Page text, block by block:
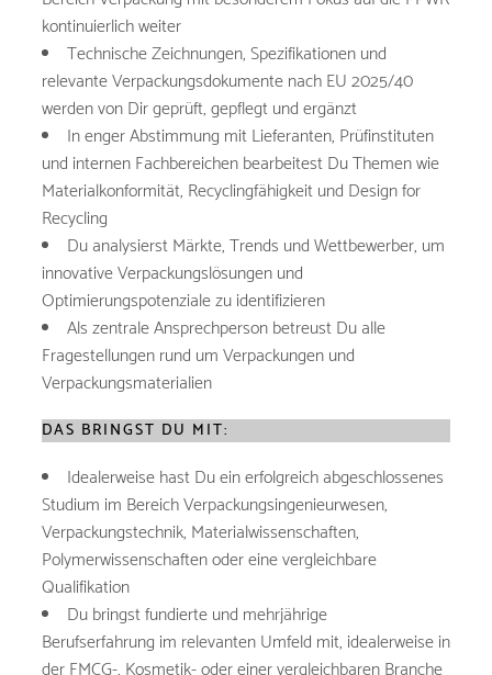
kontinuierlich weiter
Technische Zeichnungen, Spezifikationen und
relevante Verpackungsdokumente nach EU 2025/40
werden von Dir geprüft, gepflegt und ergänzt
In enger Abstimmung mit Lieferanten, Prüfinstituten
und internen Fachbereichen bearbeitest Du Themen wie
Materialkonformität, Recyclingfähigkeit und Design for
Recycling
Du analysierst Märkte, Trends und Wettbewerber, um
innovative Verpackungslösungen und
Optimierungspotenziale zu identifizieren
Als zentrale Ansprechperson betreust Du alle
Fragestellungen rund um Verpackungen und
Verpackungsmaterialien
DAS BRINGST DU MIT:
Idealerweise hast Du ein erfolgreich abgeschlossenes
Studium im Bereich Verpackungsingenieurwesen,
Verpackungstechnik, Materialwissenschaften,
Polymerwissenschaften oder eine vergleichbare
Qualifikation
Du bringst fundierte und mehrjährige
Berufserfahrung im relevanten Umfeld mit, idealerweise in